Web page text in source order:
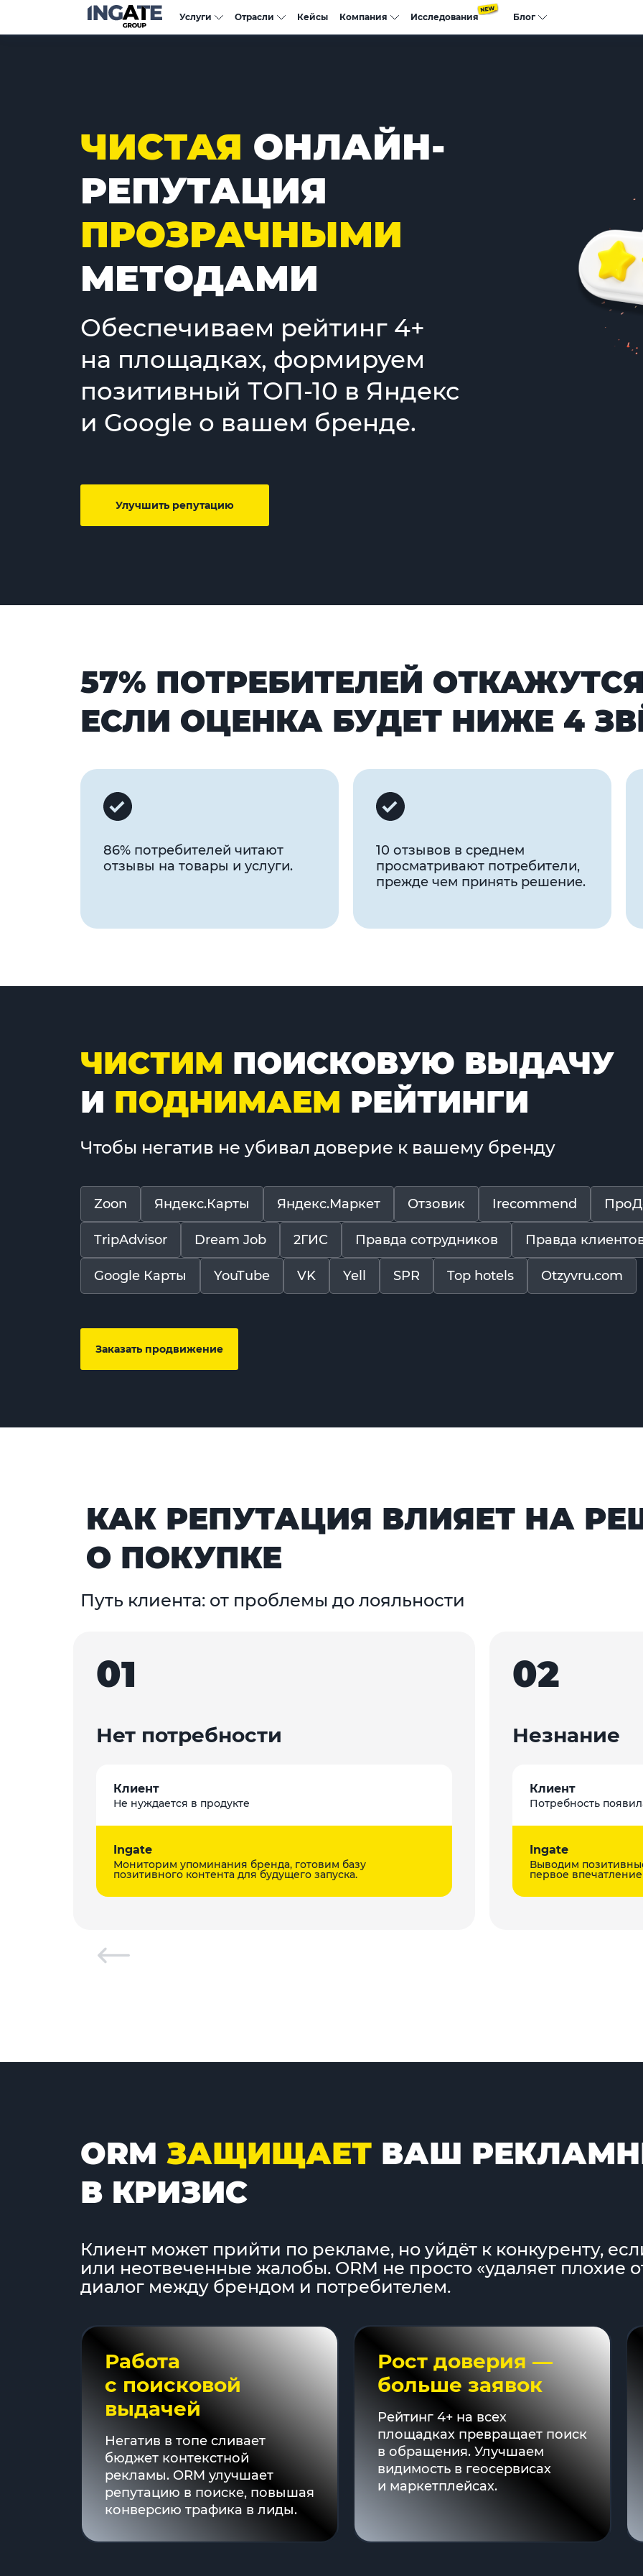
Услуги Отрасли Кейсы Компания Исследования Блог
ЧИСТАЯ ОНЛАЙН-
РЕПУТАЦИЯ
ПРОЗРАЧНЫМИ
МЕТОДАМИ
Обеспечиваем рейтинг 4+
на площадках, формируем
позитивный ТОП-10 в Яндекс
и Google о вашем бренде.
Улучшить репутацию
57% ПОТРЕБИТЕЛЕЙ
ЕСЛИ ОЦЕНКА БУДЕТ НИЖЕ 4
86% потребителей читают
отзывы на товары и услуги.
10 отзывов в среднем
просматривают потребители,
прежде чем принять решение.
ЧИСТИМ ПОИСКОВУЮ ВЫДАЧУ
И ПОДНИМАЕМ РЕЙТИНГИ
Чтобы негатив не убивал доверие к вашему бренду
Zoon Яндекс.Карты Яндекс.Маркет Отзовик Irecommend
TripAdvisor Dream Job 2ГИС Правда сотрудников Правда
Google Карты YouTube VK Yell SPR Top hotels Otzyvru.com
Заказать продвижение
КАК РЕПУТАЦИЯ ВЛИЯЕТ НА
О ПОКУПКЕ
Путь клиента: от проблемы до лояльности
01
Нет потребности
Клиент
Не нуждается в продукте
Ingate
Мониторим упоминания бренда, готовим базу
позитивного контента для будущего запуска.
02
Незнание
Клиент
Потребность
Ingate
Выводим
первое
ORM ЗАЩИЩАЕТ ВАШ
В КРИЗИС
Клиент может прийти по рекламе, но уйдёт к конкуренту,
или неотвеченные жалобы. ORM не просто «удаляет плохие
диалог между брендом и потребителем.
Работа
с поисковой
выдачей
Негатив в топе сливает
бюджет контекстной
рекламы. ORM улучшает
репутацию в поиске, повышая
конверсию трафика в лиды.
Рост доверия —
больше заявок
Рейтинг 4+ на всех
площадках превращает поиск
в обращения. Улучшаем
видимость в геосервисах
и маркетплейсах.